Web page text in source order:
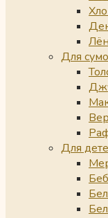
Лён
Для
Для